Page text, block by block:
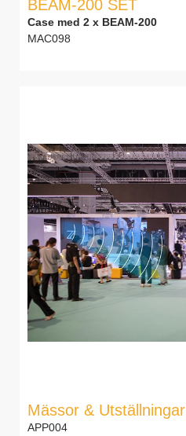
BEAM-200 SET
Case med 2 x BEAM-200
MAC098
Mässor & Utställningar
APP004